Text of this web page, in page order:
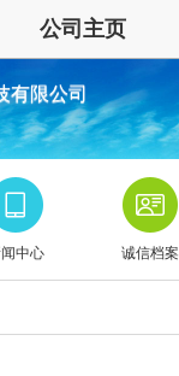
公司主页
有限公司
中心 诚信档案